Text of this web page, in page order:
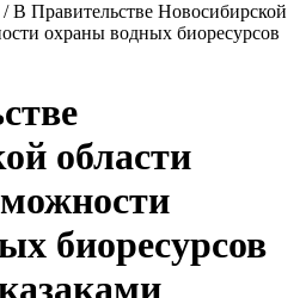
/ В Правительстве Новосибирской
охраны водных биоресурсов
области
биоресурсов